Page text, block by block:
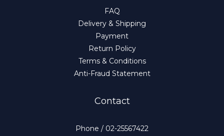
FAQ
Delivery & Shipping
Payment
Return Policy
Terms & Conditions
Anti-Fraud Statement
Contact
Phone / 02-25567422